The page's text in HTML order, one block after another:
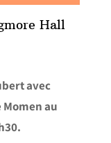
Hall
avec
Momen au